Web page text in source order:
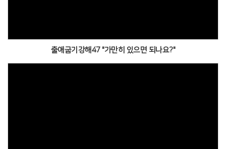
출애굽기강해47 "가만히 있으면 되나요?"